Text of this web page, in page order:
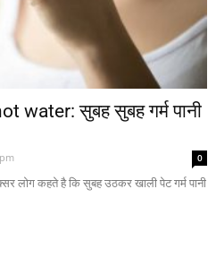
water: सुबह सुबह गर्म पानी
0
कहते है कि सुबह उठकर खाली पेट गर्म पानी